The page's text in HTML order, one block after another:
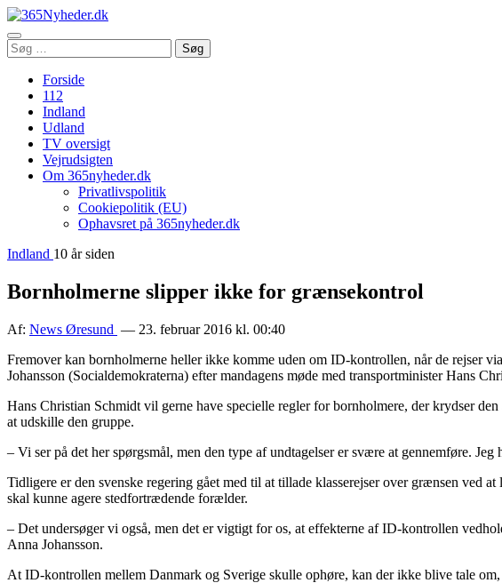
Åbn
menu
Søg
efter:
Søg
Forside
112
Indland
Udland
TV oversigt
Vejrudsigten
Om 365nyheder.dk
Privatlivspolitik
Cookiepolitik (EU)
Ophavsret på 365nyheder.dk
Indland 10 år siden
Bornholmerne slipper ikke for grænsekontrol
Af: News Øresund — 23. februar 2016 kl. 00:40
Fremover kan bornholmerne heller ikke komme uden om ID-kontrollen, når de rejser
Johansson (Socialdemokraterna) efter mandagens møde med transportminister Hans
Hans Christian Schmidt vil gerne have specielle regler for bornholmere, der krydser
at udskille den gruppe.
– Vi ser på det her spørgsmål, men den type af undtagelser er svære at gennemføre.
Tidligere er den svenske regering gået med til at tillade klasserejser over grænsen ved
skal kunne agere stedfortrædende forælder.
– Det undersøger vi også, men det er vigtigt for os, at effekterne af ID-kontrollen
Anna Johansson.
At ID-kontrollen mellem Danmark og Sverige skulle ophøre, kan der ikke blive tale